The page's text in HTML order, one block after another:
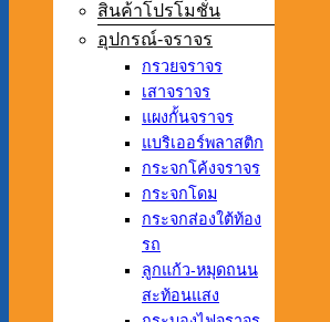
สินค้าโปรโมชั่น
อุปกรณ์-จราจร
กรวยจราจร
เสาจราจร
แผงกั้นจราจร
แบริเออร์พลาสติก
กระจกโค้งจราจร
กระจกโดม
กระจกส่องใต้ท้อง
รถ
ลูกแก้ว-หมุดถนน
สะท้อนแสง